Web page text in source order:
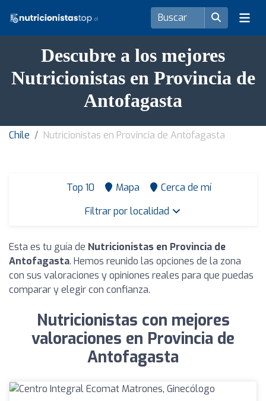
Descubre a los mejores
Nutricionistas en Provincia de
Antofagasta
Chile Nutricionistas en Provincia de Antofagasta
Top 10 Mapa
Cerca de mí
Filtrar por localidad
Esta es tu guía de Nutricionistas en Provincia de
Antofagasta. Hemos reunido las opciones de la zona
con sus valoraciones y opiniones reales para que puedas
comparar y elegir con confianza.
Nutricionistas con mejores
valoraciones en Provincia de
Antofagasta